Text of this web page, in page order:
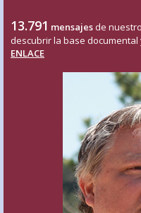
13.791 mensajes de
descubrir la base
ENLACE